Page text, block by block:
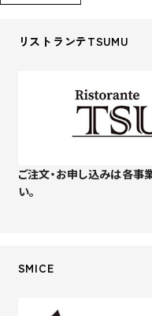
リストランテTSUMU
ご注文・お申し込みは各事
い。
SMICE